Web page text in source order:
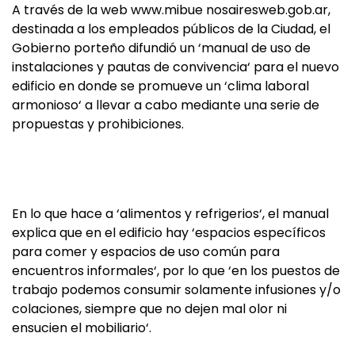
A través de la web www.mibue nosairesweb.gob.ar,
destinada a los empleados públicos de la Ciudad, el
Gobierno porteño difundió un ‘manual de uso de
instalaciones y pautas de convivencia‘ para el nuevo
edificio en donde se promueve un ‘clima laboral
armonioso‘ a llevar a cabo mediante una serie de
propuestas y prohibiciones.
En lo que hace a ‘alimentos y refrigerios‘, el manual
explica que en el edificio hay ‘espacios específicos
para comer y espacios de uso común para
encuentros informales‘, por lo que ‘en los puestos de
trabajo podemos consumir solamente infusiones y/o
colaciones, siempre que no dejen mal olor ni
ensucien el mobiliario‘.